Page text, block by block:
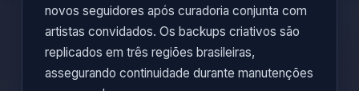
novos seguidores após curadoria conjunta com
artistas convidados. Os backups criativos são
replicados em três regiões brasileiras,
assegurando continuidade durante manutenções